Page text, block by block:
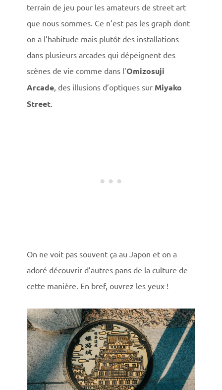
terrain de jeu pour les amateurs de street art
que nous sommes. Ce n’est pas les graph dont
on a l’habitude mais plutôt des installations
dans plusieurs arcades qui dépeignent des
scènes de vie comme dans l’Omizosuji
Arcade, des illusions d’optiques sur Miyako
Street.
On ne voit pas souvent ça au Japon et on a
adoré découvrir d’autres pans de la culture de
cette manière. En bref, ouvrez les yeux !